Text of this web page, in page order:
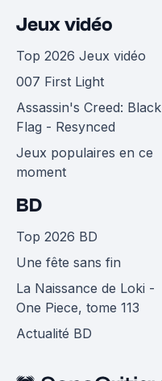
Jeux vidéo
Top 2026 Jeux vidéo
007 First Light
Assassin's Creed: Black
Flag - Resynced
Jeux populaires en ce
moment
BD
Top 2026 BD
Une fête sans fin
La Naissance de Loki -
One Piece, tome 113
Actualité BD